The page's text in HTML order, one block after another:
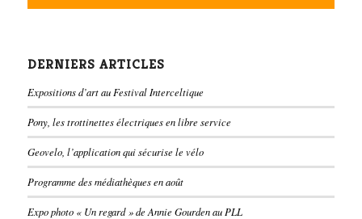
DERNIERS ARTICLES
Expositions d’art au Festival Interceltique
Pony, les trottinettes électriques en libre service
Geovelo, l’application qui sécurise le vélo
Programme des médiathèques en août
Expo photo « Un regard » de Annie Gourden au PLL